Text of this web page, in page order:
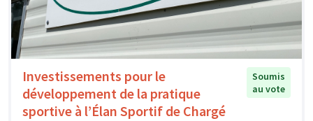
Investissements pour le
développement de la pratique
sportive à l’Élan Sportif de Chargé
Soumis
au vote